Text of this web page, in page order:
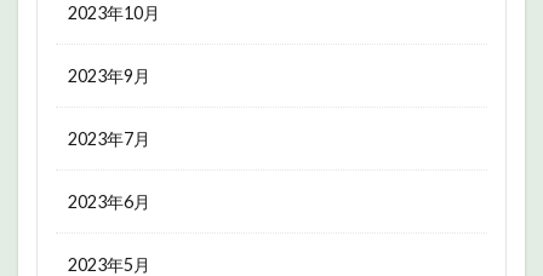
2023年10月
2023年9月
2023年7月
2023年6月
2023年5月